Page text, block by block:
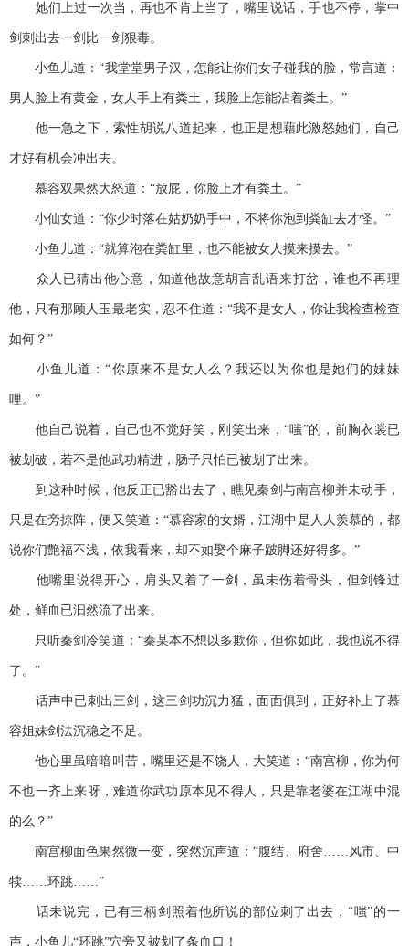
她们上过一次当，再也不肯上当了，嘴里说话，手也不停，掌中
剑刺出去一剑比一剑狠毒。
小鱼儿道：“我堂堂男子汉，怎能让你们女子碰我的脸，常言道：
男人脸上有黄金，女人手上有粪土，我脸上怎能沾着粪土。”
他一急之下，索性胡说八道起来，也正是想藉此激怒她们，自己
才好有机会冲出去。
慕容双果然大怒道：“放屁，你脸上才有粪土。”
小仙女道：“你少时落在姑奶奶手中，不将你泡到粪缸去才怪。”
小鱼儿道：“就算泡在粪缸里，也不能被女人摸来摸去。”
众人已猜出他心意，知道他故意胡言乱语来打岔，谁也不再理
他，只有那顾人玉最老实，忍不住道：“我不是女人，你让我检查检查
如何？”
小鱼儿道：“你原来不是女人么？我还以为你也是她们的妹妹
哩。”
他自己说着，自己也不觉好笑，刚笑出来，“嗤”的，前胸衣裳已
被划破，若不是他武功精进，肠子只怕已被划了出来。
到这种时候，他反正已豁出去了，瞧见秦剑与南宫柳并未动手，
只是在旁掠阵，便又笑道：“慕容家的女婿，江湖中是人人羡慕的，都
说你们艶福不浅，依我看来，却不如娶个麻子跛脚还好得多。”
他嘴里说得开心，肩头又着了一剑，虽未伤着骨头，但剑锋过
处，鲜血已汩然流了出来。
只听秦剑冷笑道：“秦某本不想以多欺你，但你如此，我也说不得
了。”
话声中已刺出三剑，这三剑功沉力猛，面面俱到，正好补上了慕
容姐妹剑法沉稳之不足。
他心里虽暗暗叫苦，嘴里还是不饶人，大笑道：“南宫柳，你为何
不也一齐上来呀，难道你武功原本见不得人，只是靠老婆在江湖中混
的么？”
南宫柳面色果然微一变，突然沉声道：“腹结、府舍……风市、中
犊……环跳……”
话未说完，已有三柄剑照着他所说的部位刺了出去，“嗤”的一
声，小鱼儿“环跳”穴旁又被划了条血口！